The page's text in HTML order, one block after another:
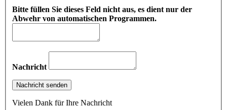
Bitte füllen Sie dieses Feld nicht aus, es dient nur der
Abwehr von automatischen Programmen.
Nachricht
Vielen Dank für Ihre Nachricht